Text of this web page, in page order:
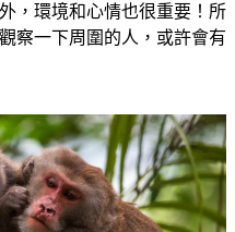
，環境和心情也很重要！所
察一下周圍的人，或許會有